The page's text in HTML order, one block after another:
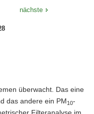
nächste
überwacht. Das eine
das andere ein PM10-